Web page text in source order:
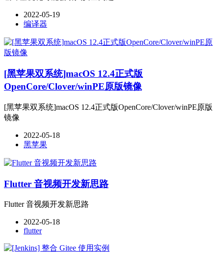
2022-05-19
编译器
[黑苹果双系统]macOS 12.4正式版
OpenCore/Clover/winPE原版镜像
[黑苹果双系统]macOS 12.4正式版OpenCore/Clover/winPE原版
镜像
2022-05-18
黑苹果
Flutter 音视频开发新思路
Flutter 音视频开发新思路
2022-05-18
flutter